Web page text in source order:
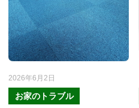
2026年6月2日
お家のトラブル